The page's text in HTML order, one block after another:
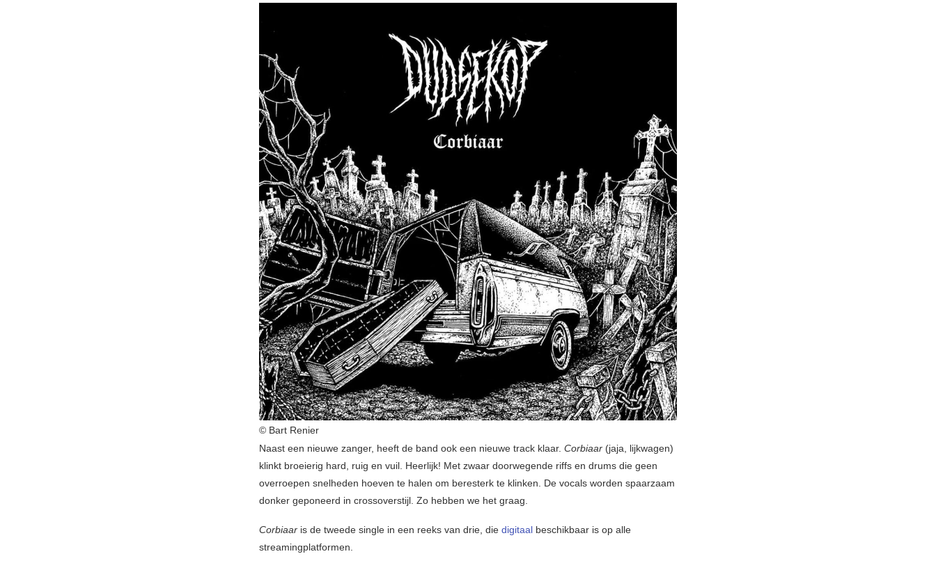
© Bart Renier
Naast een nieuwe zanger, heeft de band ook een nieuwe track klaar. Corbiaar (jaja, lijkwagen)
klinkt broeierig hard, ruig en vuil. Heerlijk! Met zwaar doorwegende riffs en drums die geen
overroepen snelheden hoeven te halen om beresterk te klinken. De vocals worden spaarzaam
donker geponeerd in crossoverstijl. Zo hebben we het graag.
Corbiaar is de tweede single in een reeks van drie, die digitaal beschikbaar is op alle
streamingplatformen.